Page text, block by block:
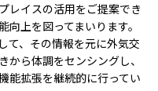
レイスの活用をご提案でき
上を図ってまいります。
て、その情報を元に外気交
ら体調をセンシングし、
能拡張を継続的に行ってい